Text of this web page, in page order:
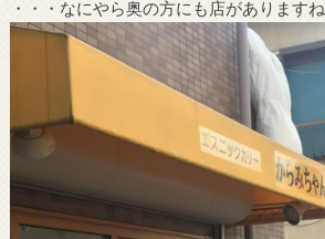
・・・なにやら奥の方にも店がありますね